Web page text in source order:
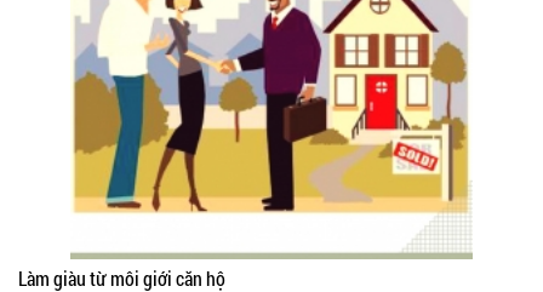
Làm giàu từ môi giới căn hộ